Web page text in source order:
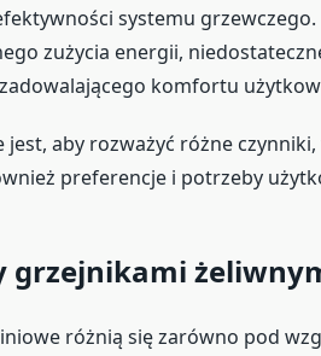
systemu
zużycia energii,
komfortu
jest, aby rozważyć różne
preferencje i potrzeby
grzejnikami
różnią się zarówno pod